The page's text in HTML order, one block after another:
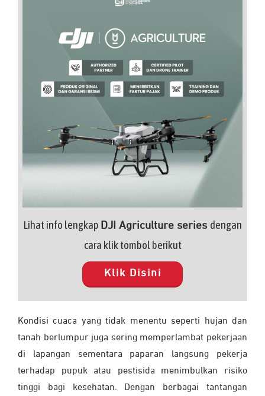
Lihat info lengkap DJI Agriculture series dengan
cara klik tombol berikut
Klik Disini
Kondisi cuaca yang tidak menentu seperti hujan dan
tanah berlumpur juga sering memperlambat pekerjaan
di lapangan sementara paparan langsung pekerja
terhadap pupuk atau pestisida menimbulkan risiko
tinggi bagi kesehatan. Dengan berbagai tantangan